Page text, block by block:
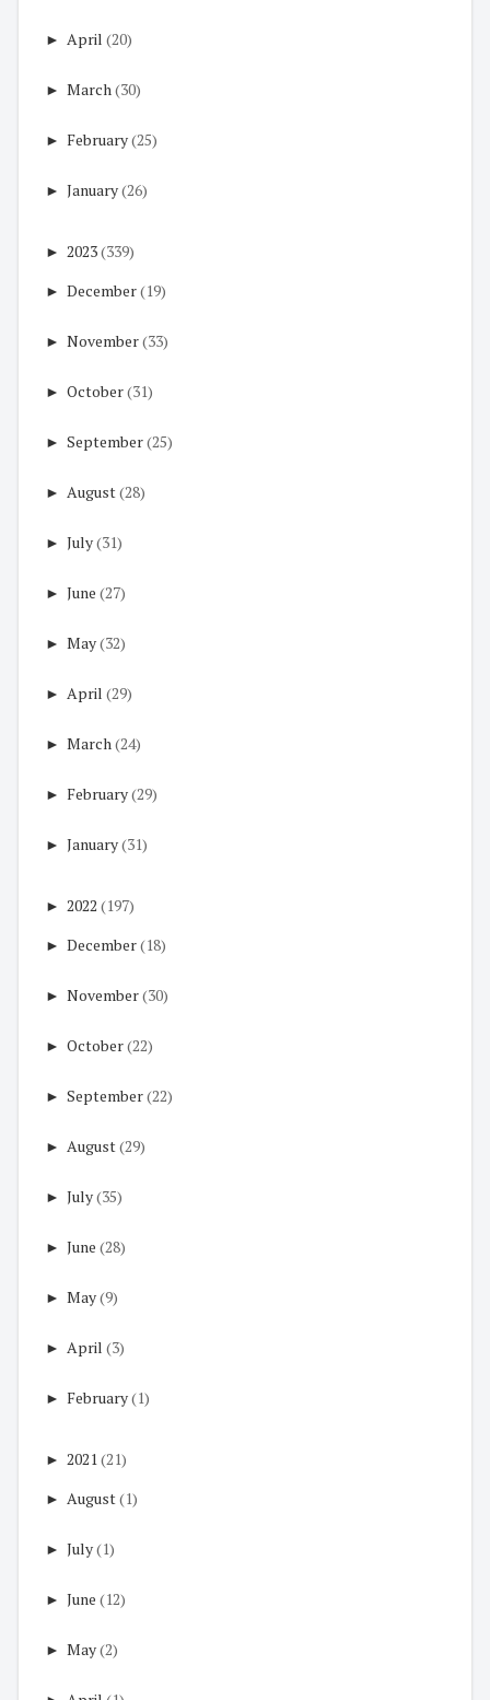
► April (20)
► March (30)
► February(25)
► January(26)
► 2023(339)
► December(19)
► November(33)
► October(31)
► September(25)
► August(28)
► July(31)
► June (27)
► May(32)
► April (29)
► March (24)
► February(29)
► January(31)
► 2022 (197)
► December(18)
► November(30)
► October(22)
► September(22)
► August(29)
► July(35)
► June (28)
► May(9)
► April (3)
► February(1)
► 2021(21)
► August(1)
► July(1)
► June (12)
► May(2)